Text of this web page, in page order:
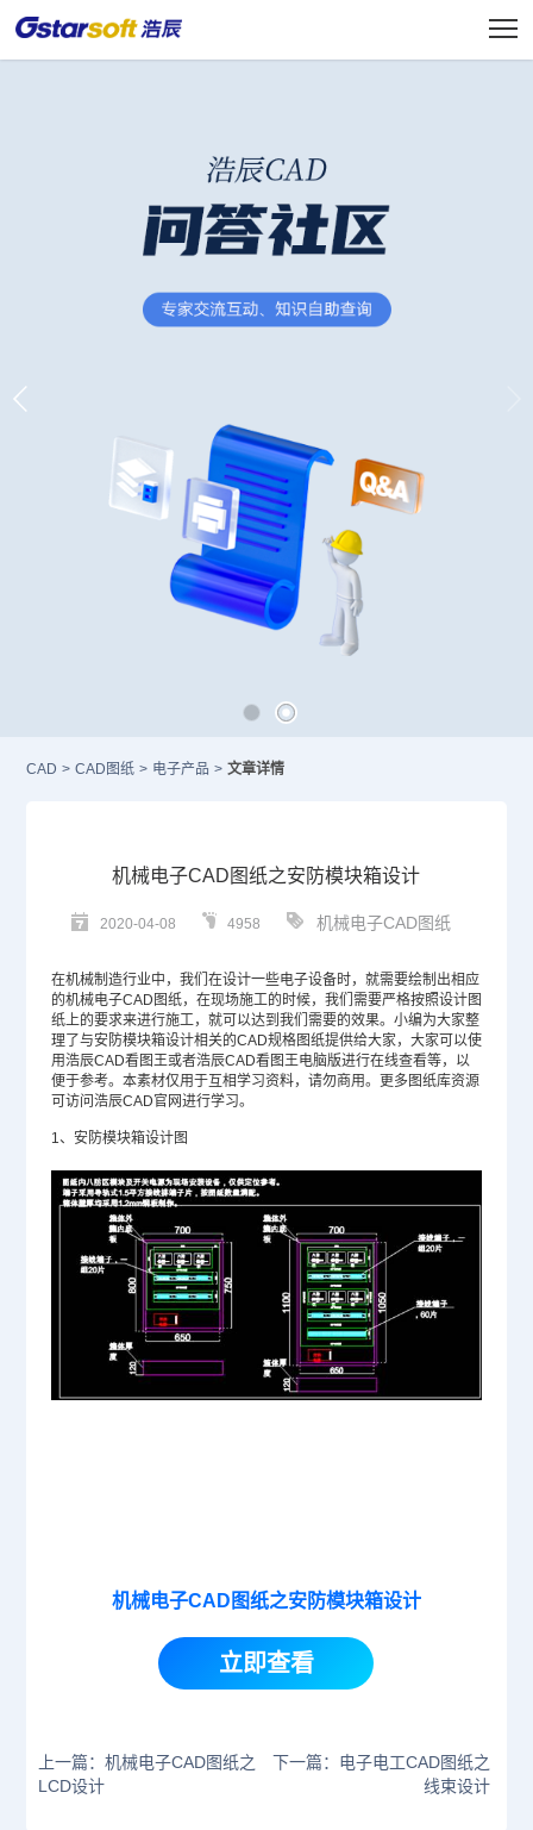
CAD > CAD图纸 > 电子产品 > 文章详情
机械电子CAD图纸之安防模块箱设计
2020-04-08 4958 机械电子CAD图纸
在机械制造行业中，我们在设计一些电子设备时，就需要绘制出相应
的机械电子CAD图纸，在现场施工的时候，我们需要严格按照设计图
纸上的要求来进行施工，就可以达到我们需要的效果。小编为大家整
理了与安防模块箱设计相关的CAD规格图纸提供给大家，大家可以使
用浩辰CAD看图王或者浩辰CAD看图王电脑版进行在线查看等，以
便于参考。本素材仅用于互相学习资料，请勿商用。更多图纸库资源
可访问浩辰CAD官网进行学习。
1、安防模块箱设计图
机械电子CAD图纸之安防模块箱设计
立即查看
上一篇：机械电子CAD图纸之
LCD设计
下一篇：电子电工CAD图纸之
线束设计